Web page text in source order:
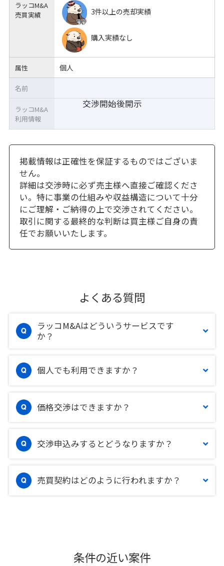
ラッコM&A
売買実績
3件以上の売却実績
購入実績なし
属性 個人
交渉開始後開示
名前
ラッコM&A
利用情報
掲載情報は正確性を保証するものではございま
せん。
詳細は交渉時に必ず売主様へ直接ご確認くださ
い。特に事業の仕組みや収益構造について十分
にご理解・ご納得の上で交渉されてください。
取引に関する最終的な判断は買主様ご自身の責
任でお願いいたします。
よくある質問
ラッコM&Aはどういうサービスです
か？
個人でも利用できますか？
価格交渉はできますか？
交渉申込みするとどうなりますか？
売買契約はどのように行われますか？
条件の近い案件